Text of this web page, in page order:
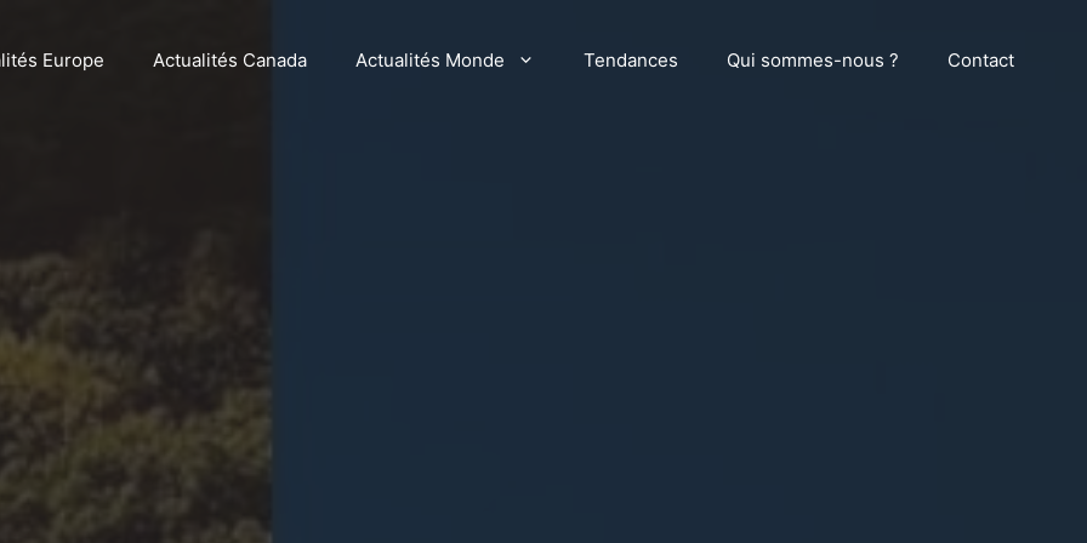
Europe Actualités Canada Actualités Monde Tendances Qui sommes-nous ? Contact